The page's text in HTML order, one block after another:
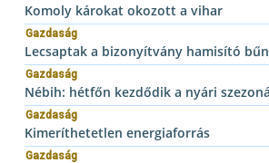
Komoly károkat okozott a vihar
Gazdaság
Lecsaptak a bizonyítvány hamisító
Gazdaság
Nébih: hétfőn kezdődik a nyári
Gazdaság
Kimeríthetetlen energiaforrás
Gazdaság